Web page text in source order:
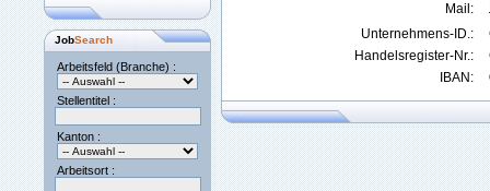
JobSearch
Arbeitsfeld (Branche) :
Stellentitel :
Kanton :
Arbeitsort :
Mail:
Unternehmens-ID.:
Handelsregister-Nr.:
IBAN: